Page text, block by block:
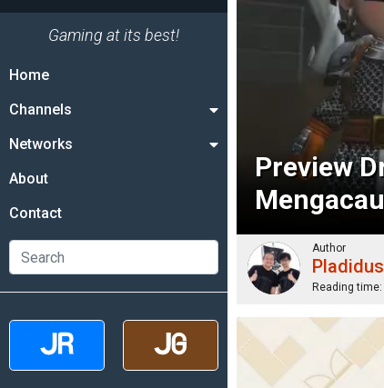
Gaming at its best!
Home
Channels
Networks
About
Contact
Preview
Author
Reading time: